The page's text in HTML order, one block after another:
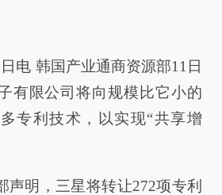
电 韩国产业通商资源部11日
有限公司将向规模比它小的
专利技术，以实现“共享增
声明，三星将转让272项专利